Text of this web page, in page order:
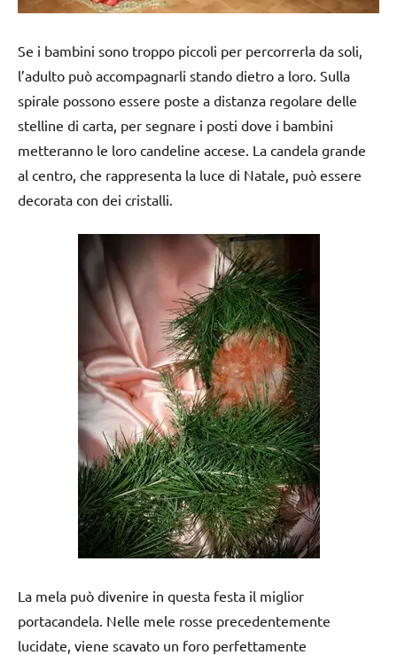
Se i bambini sono troppo piccoli per percorrerla da soli,
l’adulto può accompagnarli stando dietro a loro. Sulla
spirale possono essere poste a distanza regolare delle
stelline di carta, per segnare i posti dove i bambini
metteranno le loro candeline accese. La candela grande
al centro, che rappresenta la luce di Natale, può essere
decorata con dei cristalli.
La mela può divenire in questa festa il miglior
portacandela. Nelle mele rosse precedentemente
lucidate, viene scavato un foro perfettamente